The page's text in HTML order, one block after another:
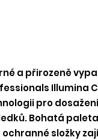
a přirozeně
Illumina
pro
Bohatá
složky